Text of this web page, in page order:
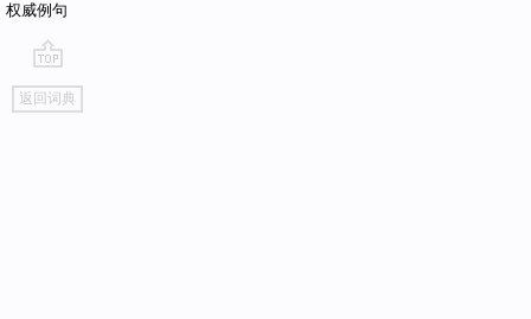
权威例句
go
top
返回词典